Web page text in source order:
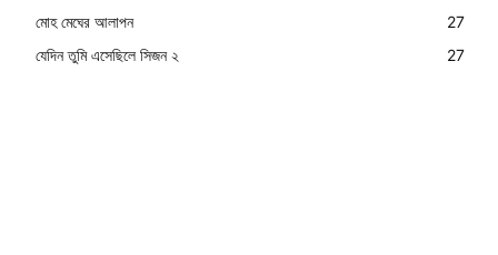
মোহ মেঘের আলাপন
27
যেদিন তুমি এসেছিলে সিজন ২
27